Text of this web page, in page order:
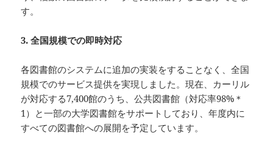
す。
3. 全国規模での即時対応
各図書館のシステムに追加の実装をすることなく、全国
規模でのサービス提供を実現しました。現在、カーリル
が対応する7,400館のうち、公共図書館（対応率98%＊
1）と一部の大学図書館をサポートしており、年度内に
すべての図書館への展開を予定しています。